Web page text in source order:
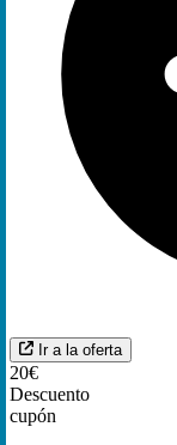
Ir a la oferta
20€
Descuento
cupón